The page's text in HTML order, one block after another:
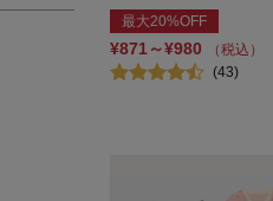
最大20%OFF
¥871～¥980
（税込）
(43)